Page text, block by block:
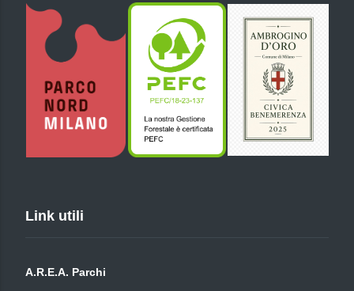
Link utili
A.R.E.A. Parchi